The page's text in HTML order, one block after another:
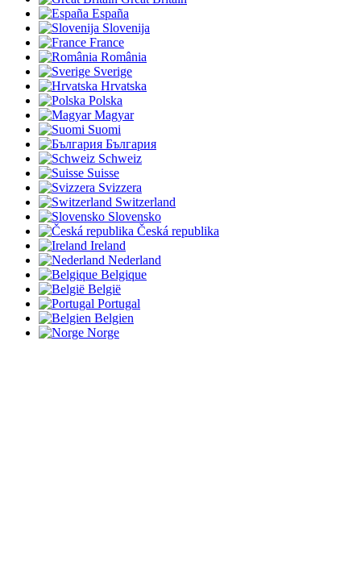
España
Slovenija
France
România
Sverige
Hrvatska
Polska
Magyar
Suomi
България
Schweiz
Suisse
Svizzera
Switzerland
Slovensko
Česká republika
Ireland
Nederland
Belgique
België
Portugal
Belgien
Norge